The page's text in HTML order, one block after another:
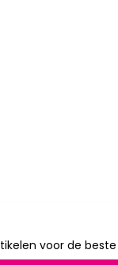
voor de